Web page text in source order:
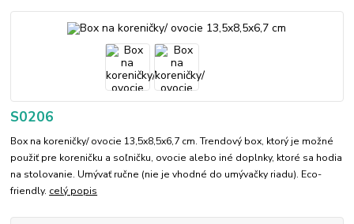
S0206
Box na koreničky/ ovocie 13,5x8,5x6,7 cm. Trendový box, ktorý je možné
použiť pre koreničku a soľničku, ovocie alebo iné doplnky, ktoré sa hodia
na stolovanie. Umývať ručne (nie je vhodné do umývačky riadu). Eco-
friendly. celý popis